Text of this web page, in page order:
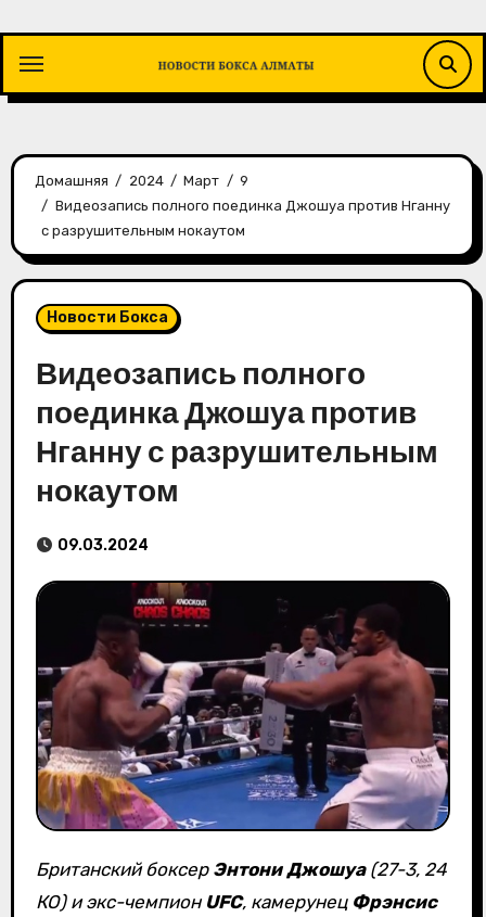
содержимому
Домашняя 2024 Март
9
Видеозапись полного поединка Джошуа против Нганну
с разрушительным нокаутом
Новости Бокса
Видеозапись полного
поединка Джошуа против
Нганну с разрушительным
нокаутом
09.03.2024
Британский боксер Энтони Джошуа(27-3, 24
КО) и экс-чемпион UFC, камерунец Фрэнсис